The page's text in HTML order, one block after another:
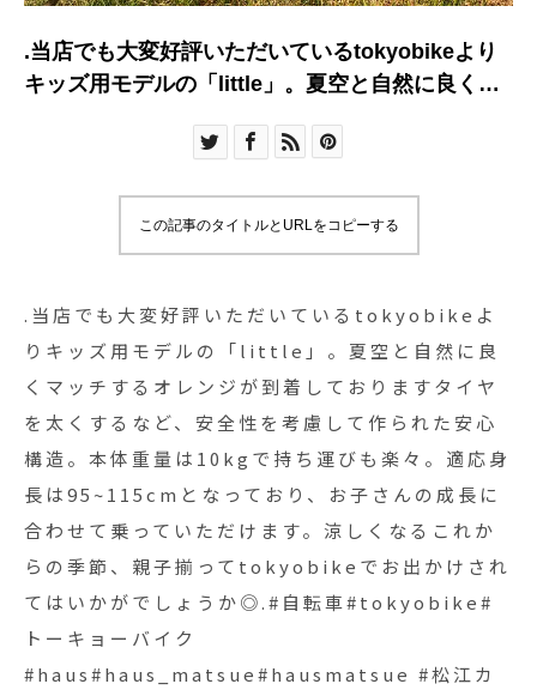
.当店でも大変好評いただいているtokyobikeより
キッズ用モデルの「little」。夏空と自然に良くマ
くするなど、安全性を考慮して作られた安心構
は95~115cmとなっており、お子さんの成長に合
いかがでしょうか◎.#自転車#tokyobike#トーキョ
ーバイク#haus#haus_matsue#hausmatsue #松
江カフェ #島根カフェ#松江 #島根 #山陰
この記事のタイトルとURLをコピーする
.当店でも大変好評いただいているtokyobikeよ
りキッズ用モデルの「little」。夏空と自然に良
くマッチするオレンジが到着しておりますタイヤ
を太くするなど、安全性を考慮して作られた安心
構造。本体重量は10kgで持ち運びも楽々。適応身
長は95~115cmとなっており、お子さんの成長に
合わせて乗っていただけます。涼しくなるこれか
らの季節、親子揃ってtokyobikeでお出かけされ
てはいかがでしょうか◎.#自転車#tokyobike#
トーキョーバイク
#haus#haus_matsue#hausmatsue #松江カ